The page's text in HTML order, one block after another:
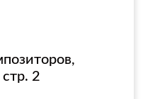
2